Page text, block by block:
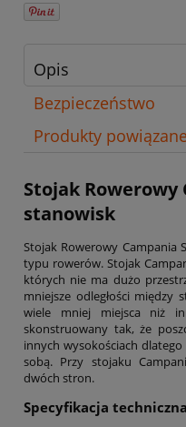
Opis
Bezpieczeństwo
Produkty powiązane
Stojak Rowerowy
stanowisk
Stojak Rowerowy Campania
typu rowerów. Stojak
których nie ma dużo
mniejsze odległości między
wiele mniej miejsca niż
skonstruowany tak, że
innych wysokościach
sobą. Przy stojaku
dwóch stron.
Specyfikacja